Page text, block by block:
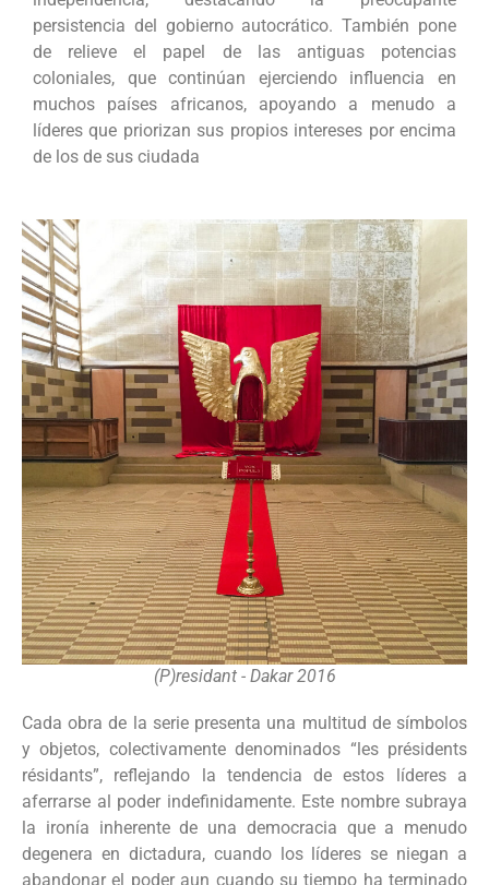
(P)residant - Dakar 2016
persistencia del gobierno autocrático. También pone
de relieve el papel de las antiguas potencias
coloniales, que continúan ejerciendo influencia en
muchos países africanos, apoyando a menudo a
líderes que priorizan sus propios intereses por encima
de los de sus ciudada
Cada obra de la serie presenta una multitud de símbolos
y objetos, colectivamente denominados “les présidents
résidants”, reflejando la tendencia de estos líderes a
aferrarse al poder indefinidamente. Este nombre subraya
la ironía inherente de una democracia que a menudo
degenera en dictadura, cuando los líderes se niegan a
abandonar el poder aun cuando su tiempo ha terminado